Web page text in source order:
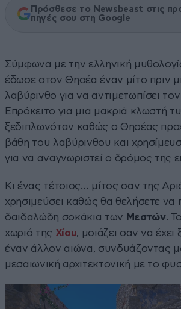
Πρόσθεσε το Newsbeast στις
πηγές σου στη Google
Σύμφωνα με την ελληνική
έδωσε στον Θησέα έναν μίτο πριν
λαβύρινθο για να αντιμετωπίσει
Επρόκειτο για μια μακριά κλωστή
ξεδιπλωνόταν καθώς ο Θησέας
βάθη του λαβύρινθου και
για να αναγνωριστεί ο δρόμος της
Κι ένας τέτοιος… μίτος σαν της
χρησιμεύσει καθώς θα θελήσετε να
δαιδαλώδη σοκάκια των Μεστών.
χωριό της Χίου, μοιάζει σαν να έχει
έναν άλλον αιώνα, συνδυάζοντας
μεσαιωνική αρχιτεκτονική με το